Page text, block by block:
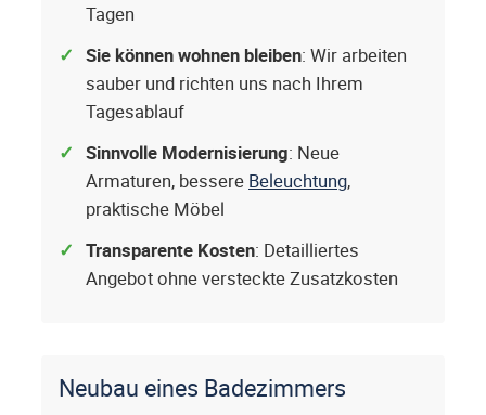
Tagen
Sie können wohnen bleiben: Wir arbeiten
sauber und richten uns nach Ihrem
Tagesablauf
Sinnvolle Modernisierung: Neue
Armaturen, bessere Beleuchtung,
praktische Möbel
Transparente Kosten: Detailliertes
Angebot ohne versteckte Zusatzkosten
Neubau eines Badezimmers